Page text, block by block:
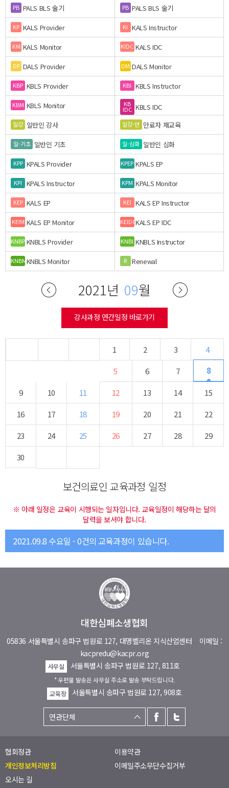
PB PALS BLS 술기 PB PALS BLS 술기
KP KALS Provider KI KALS Instructor
KM KALS Monitor KIDC KALS IDC
DP DALS Provider DM DALS Monitor
KBP KBLS Provider KBI KBLS Instructor
KBM KBLS Monitor KB
IDC KBLS IDC
일강 일반인 강사 일강-만 만료자 재교육
일-기초 일반인 기초 일-심화 일반인 심화
KPP KPALS Provider KPEP KPALS EP
KPI KPALS Instructor KPM KPALS Monitor
KEP KALS EP KEI KALS EP Instructor
KEIM KALS EP Monitor KEIDCKALS EP IDC
KNBPKNBLS Provider KNBI KNBLS Instructor
KNBMKNBLS Monitor R Renewal
2021년 09월
강사과정 연간일정 바로가기
1 2 3
4
5
6 7 8
9 10 11 12 13 14
15
16
17 18 19 20 21
22
23
24 25 26 27 28
29
30
보건의료인 교육과정 일정
※ 아래 일정은 교육이 시행되는 일자입니다. 교육일정이 해당하는 달의
달력을 보셔야 합니다.
2021.09.8 수요일 - 0건의 교육과정이 있습니다.
대한심폐소생협회
05836 서울특별시 송파구 법원로 127, 대명벨리온 지식산업센터 이메일 :
kacpredu@kacpr.org
사무실 서울특별시 송파구 법원로 127, 811호
* 우편물 발송은 사무실 주소로 발송 부탁드립니다.
교육장
서울특별시 송파구 법원로 127, 908호
협회정관
이용약관
개인정보처리방침
이메일주소무단수집거부
오시는 길